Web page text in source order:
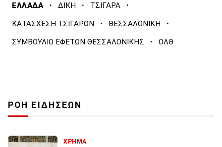
ΕΛΛΑΔΑ · ΔΙΚΗ · ΤΣΙΓΑΡΑ ·
ΚΑΤΑΣΧΕΣΗ ΤΣΙΓΑΡΩΝ · ΘΕΣΣΑΛΟΝΙΚΗ ·
ΣΥΜΒΟΥΛΙΟ ΕΦΕΤΩΝ ΘΕΣΣΑΛΟΝΙΚΗΣ · ΟΛΘ
ΡΟΗ ΕΙΔΗΣΕΩΝ
ΧΡΗΜΑ